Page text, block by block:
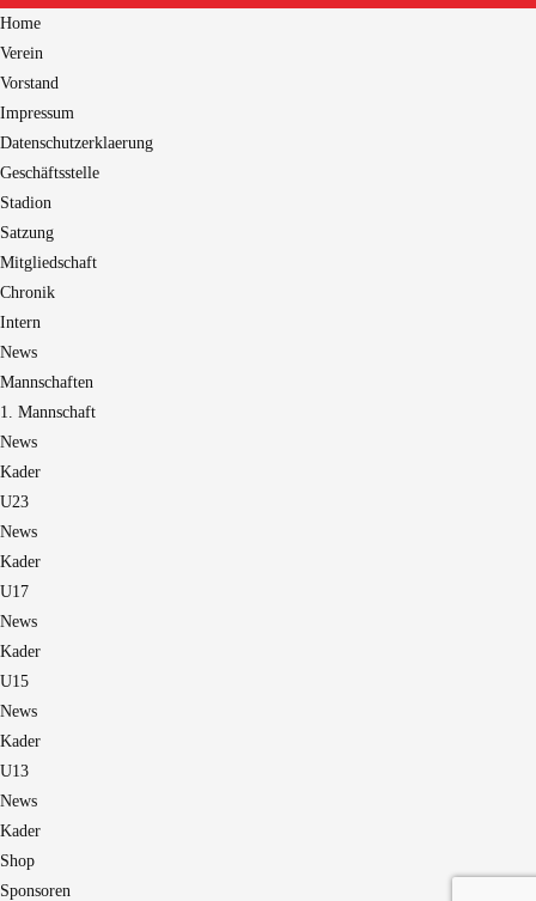
Home
Verein
Vorstand
Impressum
Datenschutzerklaerung
Geschäftsstelle
Stadion
Satzung
Mitgliedschaft
Chronik
Intern
News
Mannschaften
1. Mannschaft
News
Kader
U23
News
Kader
U17
News
Kader
U15
News
Kader
U13
News
Kader
Shop
Sponsoren